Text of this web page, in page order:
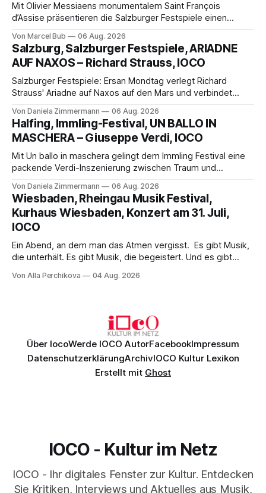
Mit Olivier Messiaens monumentalem Saint François
d’Assise präsentieren die Salzburger Festspiele einen
eine bildgewaltige Inszenierung, Maxime Pascal entfaltet
die komplexe Partitur eindrucksvoll, Philippe Sly berührt als
Franziskus.
Von Marcel Bub 06 Aug. 2026
Salzburg, Salzburger Festspiele, ARIADNE
AUF NAXOS – Richard Strauss, IOCO
Salzburger Festspiele: Ersan Mondtag verlegt Richard
Strauss' Ariadne auf Naxos auf den Mars und verbindet
Aufführung mit starken Solisten und den Wiener
Philharmonikern, szenisch bleibt der zweite Akt jedoch
hinter den Erwartungen zurück.
Von Daniela Zimmermann 06 Aug. 2026
Halfing, Immling-Festival, UN BALLO IN
MASCHERA – Giuseppe Verdi, IOCO
Mit Un ballo in maschera gelingt dem Immling Festival eine
packende Verdi-Inszenierung zwischen Traum und
psychologische Tiefe mit starken Bildern, getragen von
einem spielfreudigen Ensemble und einer musikalisch
überzeugenden Gesamtleistung.
Von Daniela Zimmermann 06 Aug. 2026
Wiesbaden, Rheingau Musik Festival,
Kurhaus Wiesbaden, Konzert am 31. Juli,
IOCO
Ein Abend, an dem man das Atmen vergisst. Es gibt Musik,
die unterhält. Es gibt Musik, die begeistert. Und es gibt
Genau so war der Abend im Kurhaus Wiesbaden, an dem
Von Alla Perchikova 04 Aug. 2026
Über IocoWerde IOCO AutorFacebookImpressum
DatenschutzerklärungArchivIOCO Kultur Lexikon
Erstellt mit Ghost
IOCO - Kultur im Netz
IOCO - Ihr digitales Fenster zur Kultur. Entdecken
Sie Kritiken, Interviews und Aktuelles aus Musik,